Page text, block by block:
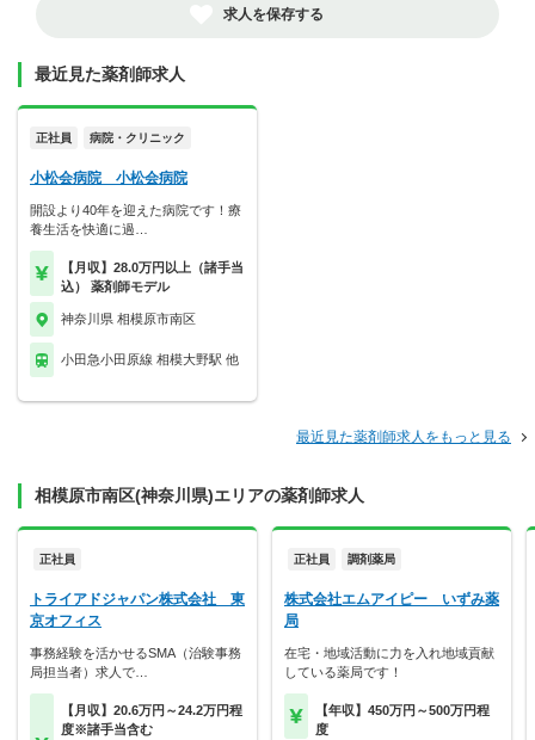
求人を保存する
最近見た薬剤師求人
正社員 病院・クリニック
小松会病院 小松会病院
開設より40年を迎えた病院です！療
養生活を快適に過…
【月収】28.0万円以上（諸手当
込） 薬剤師モデル
神奈川県 相模原市南区
小田急小田原線 相模大野駅 他
最近見た薬剤師求人をもっと見る
相模原市南区(神奈川県)エリアの薬剤師求人
正社員
トライアドジャパン株式会社 東
京オフィス
事務経験を活かせるSMA（治験事務
局担当者）求人で…
【月収】20.6万円～24.2万円程
度※諸手当含む
正社員 調剤薬局
株式会社エムアイピー いずみ薬
局
在宅・地域活動に力を入れ地域貢献
している薬局です！
【年収】450万円～500万円程
度